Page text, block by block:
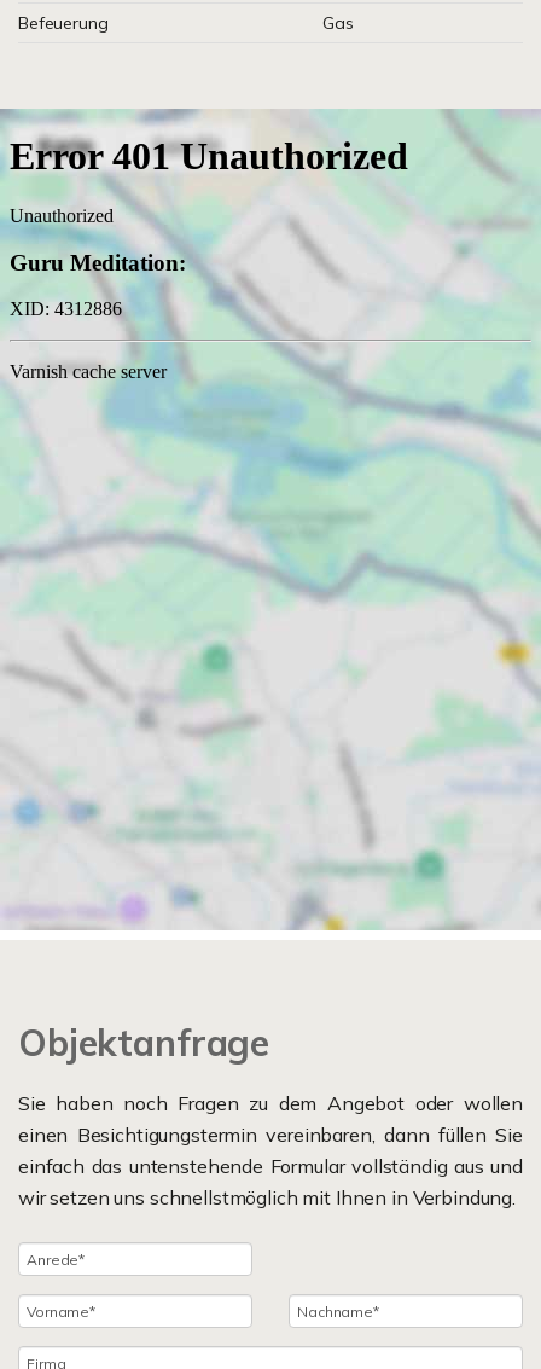
Befeuerung
Gas
Objektanfrage
Sie haben noch Fragen zu dem Angebot oder wollen
einen Besichtigungstermin vereinbaren, dann füllen Sie
einfach das untenstehende Formular vollständig aus und
wir setzen uns schnellstmöglich mit Ihnen in Verbindung.